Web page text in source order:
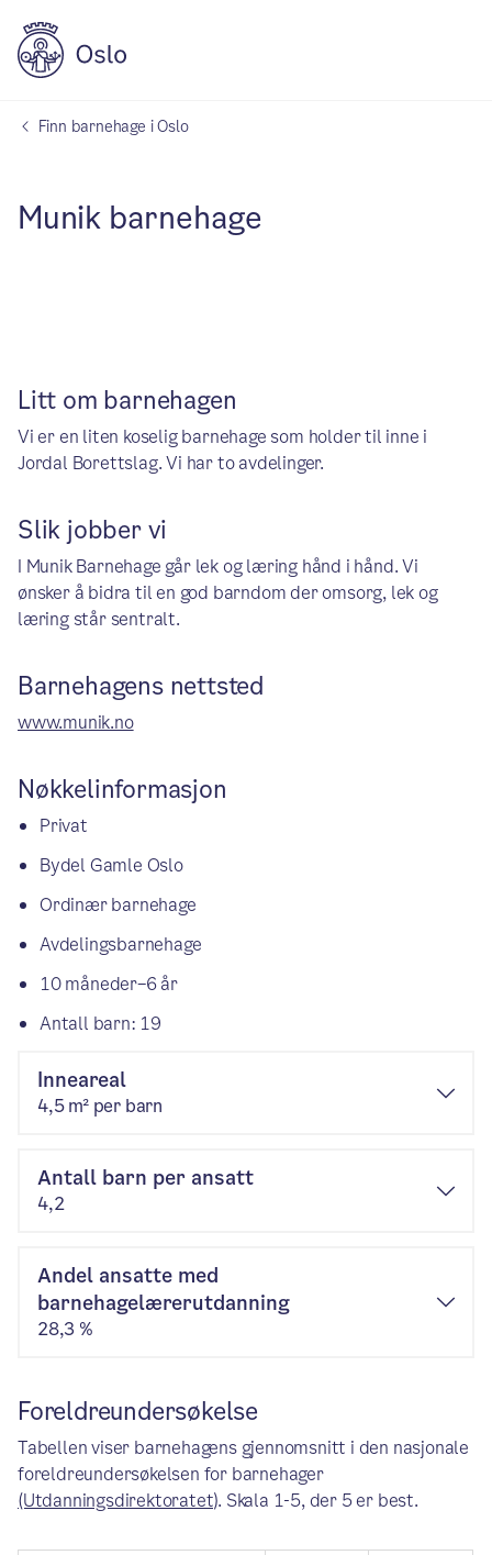
Finn barnehage i Oslo
Munik barnehage
Litt om barnehagen
Vi er en liten koselig barnehage som holder til inne i
Jordal Borettslag. Vi har to avdelinger.
Slik jobber vi
I Munik Barnehage går lek og læring hånd i hånd. Vi
ønsker å bidra til en god barndom der omsorg, lek og
læring står sentralt.
Barnehagens nettsted
www.munik.no
Nøkkelinformasjon
Privat
Bydel Gamle Oslo
Ordinær barnehage
Avdelingsbarnehage
10 måneder–6 år
Antall barn: 19
Inneareal
4,5 m² per barn
Antall barn per ansatt
4,2
Andel ansatte med
barnehagelærerutdanning
28,3 %
Foreldreundersøkelse
Tabellen viser barnehagens gjennomsnitt i den nasjonale
foreldreundersøkelsen for barnehager
(Utdanningsdirektoratet). Skala 1-5, der 5 er best.